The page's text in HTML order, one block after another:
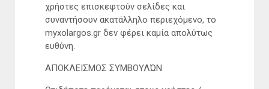
χρήστες επισκεφτούν σελίδες και
συναντήσουν ακατάλληλο περιεχόμενο, το
myxolargos.gr δεν φέρει καμία απολύτως
ευθύνη.
ΑΠΟΚΛΕΙΣΜΟΣ ΣΥΜΒΟΥΛΏΝ